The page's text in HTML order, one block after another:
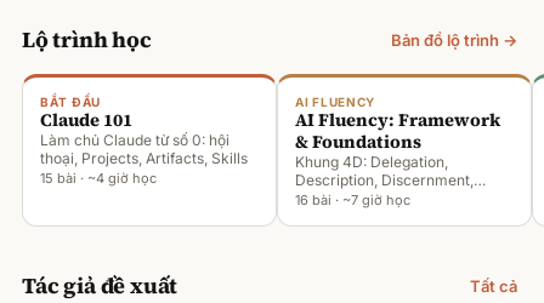
Lộ trình học Bản đồ lộ trình →
BẮT ĐẦU
Claude 101
Làm chủ Claude từ số 0: hội
thoại, Projects, Artifacts, Skills
15 bài · ~4 giờ học
AI FLUENCY
AI Fluency: Framework
& Foundations
Khung 4D: Delegation,
Description, Discernment,
Diligence
16 bài · ~7 giờ học
Tác giả đề xuất Tất cả